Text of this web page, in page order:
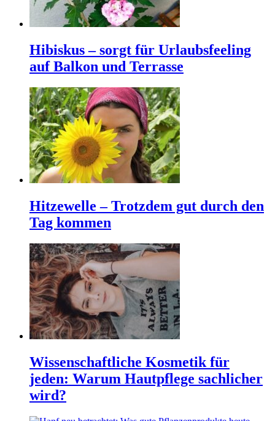
Hibiskus – sorgt für Urlaubsfeeling
auf Balkon und Terrasse
Hitzewelle – Trotzdem gut durch den
Tag kommen
Wissenschaftliche Kosmetik für
jeden: Warum Hautpflege sachlicher
wird?